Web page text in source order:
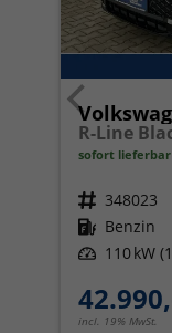
sofort lieferbar
Fahrzeugnr. 348023
Kraftstoff Benzin
Leistung 110 kW
incl. 19% MwSt.